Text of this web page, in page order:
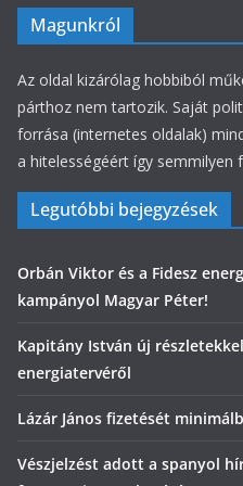
Magunkról
Az oldal kizárólag hobbiból
párthoz nem tartozik. Saját
forrása (internetes oldalak)
a hitelességéért így semmilyen
Legutóbbi bejegyzések
Orbán Viktor és a Fidesz
kampányol Magyar Péter!
Kapitány István új
energiatervéről
Lázár János fizetését
Vészjelzést adott a spanyol